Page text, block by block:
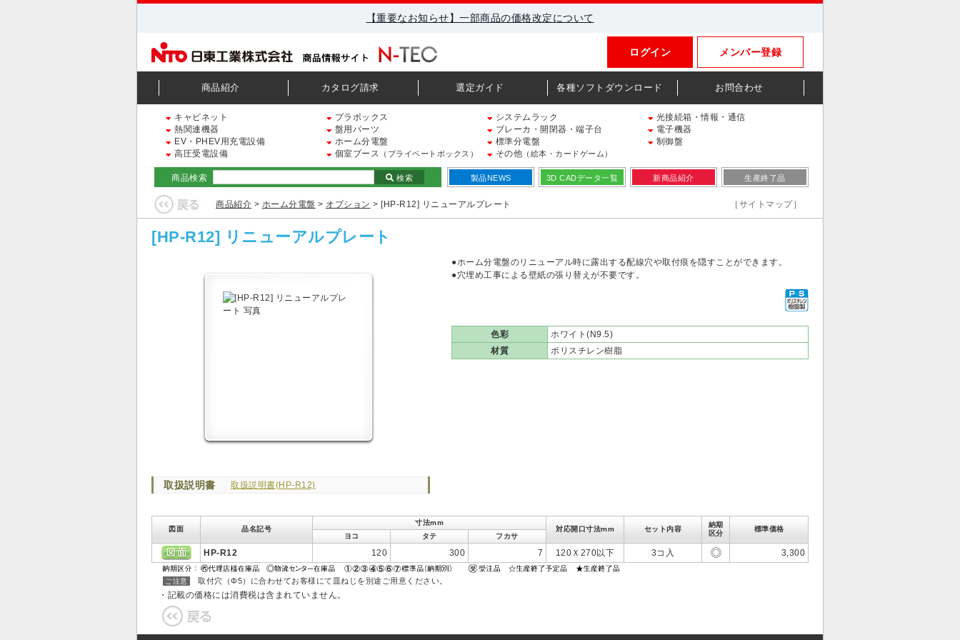
【重要なお知らせ】一部商品の価格改定について
メンバー登録
ログイン
商品紹介 カタログ請求 選定ガイド 各種ソフトダウンロード お問合わせ
キャビネット プラボックス システムラック
光接続箱・情報・通信
熱関連機器
盤用パーツ ブレーカ・開閉器・端子台
電子機器
EV・PHEV用充電設備
ホーム分電盤 標準分電盤
制御盤
高圧受電設備
個室ブース （プライベートボックス） その他 （絵本・カードゲーム）
商品検索 検索 製品NEWS 3D CADデータ一覧 新商品紹介 生産終了品
商品紹介 > ホーム分電盤 > オプション > [HP-R12] リニューアルプレート ［サイトマップ］
[HP-R12] リニューアルプレート
取扱説明書 取扱説明書(HP-R12)
●ホーム分電盤のリニューアル時に露出する配線穴や取付痕を隠すことができます。
●穴埋め工事による壁紙の張り替えが不要です。
色彩
ホワイト(N9.5)
材質
ポリスチレン樹脂
図面 品名記号
寸法mm
対応開口寸法mm
セット内容
納期
区分
標準価格
ヨコ
タテ フカサ
HP-R12 120 300 7 120Ｘ270以下 3コ入 3,300
ご注意 取付穴（Φ5）に合わせてお客様にて皿ねじを別途ご用意ください。
・記載の価格には消費税は含まれていません。